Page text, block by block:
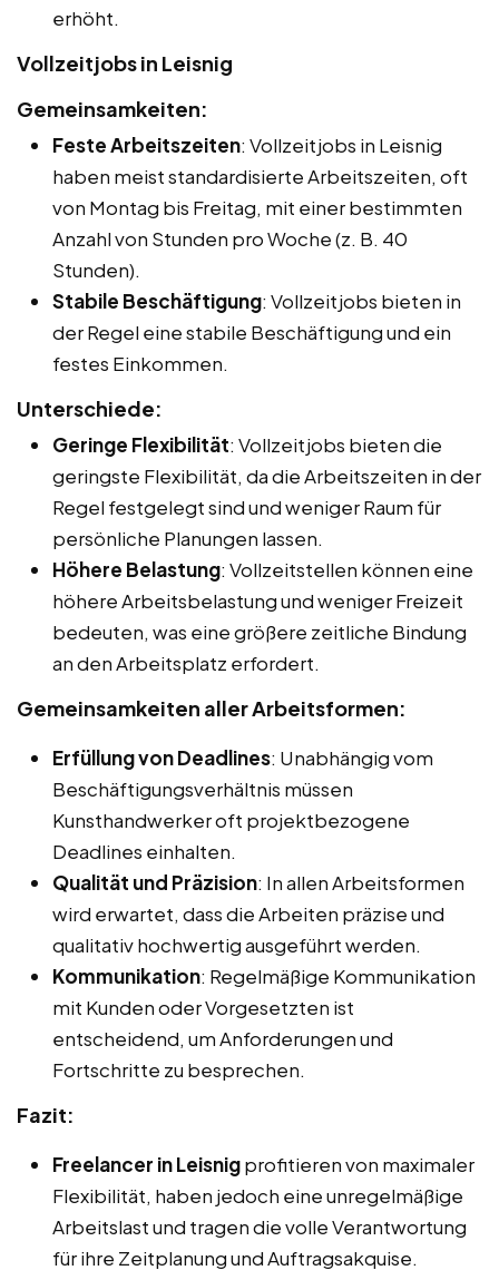
erhöht.
Vollzeitjobs in Leisnig
Gemeinsamkeiten:
Feste Arbeitszeiten: Vollzeitjobs in Leisnig
haben meist standardisierte Arbeitszeiten, oft
von Montag bis Freitag, mit einer bestimmten
Anzahl von Stunden pro Woche (z. B. 40
Stunden).
Stabile Beschäftigung: Vollzeitjobs bieten in
der Regel eine stabile Beschäftigung und ein
festes Einkommen.
Unterschiede:
Geringe Flexibilität: Vollzeitjobs bieten die
geringste Flexibilität, da die Arbeitszeiten in der
Regel festgelegt sind und weniger Raum für
persönliche Planungen lassen.
Höhere Belastung: Vollzeitstellen können eine
höhere Arbeitsbelastung und weniger Freizeit
bedeuten, was eine größere zeitliche Bindung
an den Arbeitsplatz erfordert.
Gemeinsamkeiten aller Arbeitsformen:
Erfüllung von Deadlines: Unabhängig vom
Beschäftigungsverhältnis müssen
Kunsthandwerker oft projektbezogene
Deadlines einhalten.
Qualität und Präzision: In allen Arbeitsformen
wird erwartet, dass die Arbeiten präzise und
qualitativ hochwertig ausgeführt werden.
Kommunikation: Regelmäßige Kommunikation
mit Kunden oder Vorgesetzten ist
entscheidend, um Anforderungen und
Fortschritte zu besprechen.
Fazit:
Freelancer in Leisnigprofitieren von maximaler
Flexibilität, haben jedoch eine unregelmäßige
Arbeitslast und tragen die volle Verantwortung
für ihre Zeitplanung und Auftragsakquise.